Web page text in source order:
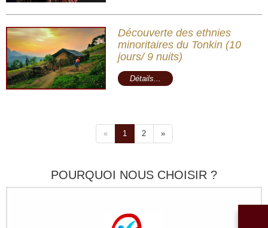
Découverte des ethnies
minoritaires du Tonkin (10
jours/ 9 nuits)
Détails...
« 1 2 »
POURQUOI NOUS CHOISIR ?